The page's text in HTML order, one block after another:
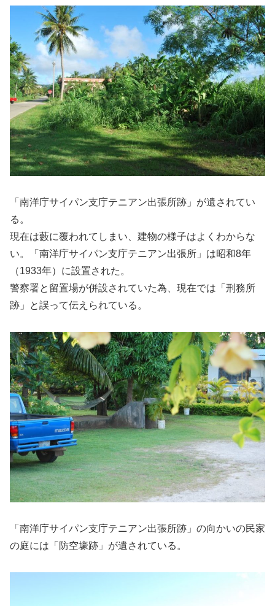
「南洋庁サイパン支庁テニアン出張所跡」が遺されてい
る。
現在は藪に覆われてしまい、建物の様子はよくわからな
い。「南洋庁サイパン支庁テニアン出張所」は昭和8年
（1933年）に設置された。
警察署と留置場が併設されていた為、現在では「刑務所
跡」と誤って伝えられている。
「南洋庁サイパン支庁テニアン出張所跡」の向かいの民家
の庭には「防空壕跡」が遺されている。